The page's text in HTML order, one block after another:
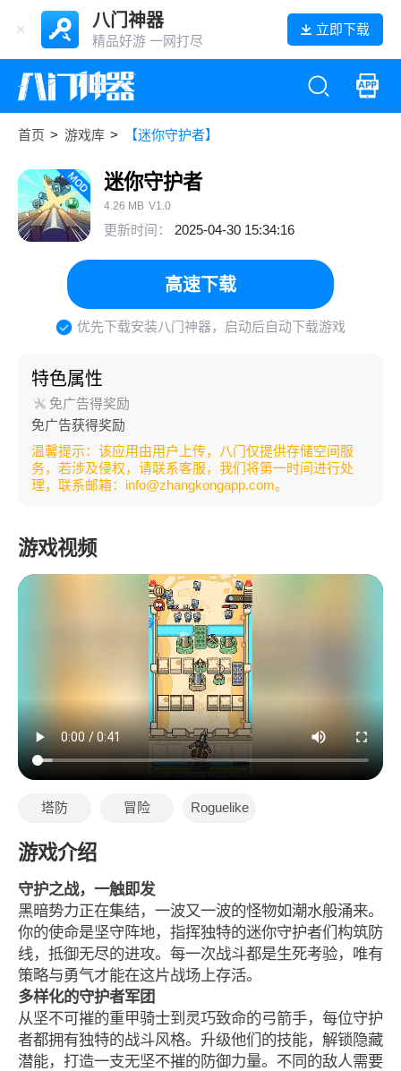
八门神器
精品好游 一网打尽
立即下载
首页 > 游戏库 > 【迷你守护者】
迷你守护者
4.26 MB V1.0
更新时间： 2025-04-30 15:34:16
高速下载
优先下载安装八门神器，启动后自动下载游戏
特色属性
免广告得奖励
免广告获得奖励
温馨提示：该应用由用户上传，八门仅提供存储空间服
务，若涉及侵权，请联系客服，我们将第一时间进行处
理，联系邮箱：info@zhangkongapp.com。
游戏视频
塔防 冒险 Roguelike
游戏介绍
守护之战，一触即发
黑暗势力正在集结，一波又一波的怪物如潮水般涌来。
你的使命是坚守阵地，指挥独特的迷你守护者们构筑防
线，抵御无尽的进攻。每一次战斗都是生死考验，唯有
策略与勇气才能在这片战场上存活。
多样化的守护者军团
从坚不可摧的重甲骑士到灵巧致命的弓箭手，每位守护
者都拥有独特的战斗风格。升级他们的技能，解锁隐藏
潜能，打造一支无坚不摧的防御力量。不同的敌人需要